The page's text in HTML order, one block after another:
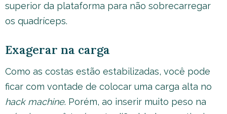
superior da plataforma para não sobrecarregar
os quadríceps.
Exagerar na carga
Como as costas estão estabilizadas, você pode
ficar com vontade de colocar uma carga alta no
hack machine. Porém, ao inserir muito peso na